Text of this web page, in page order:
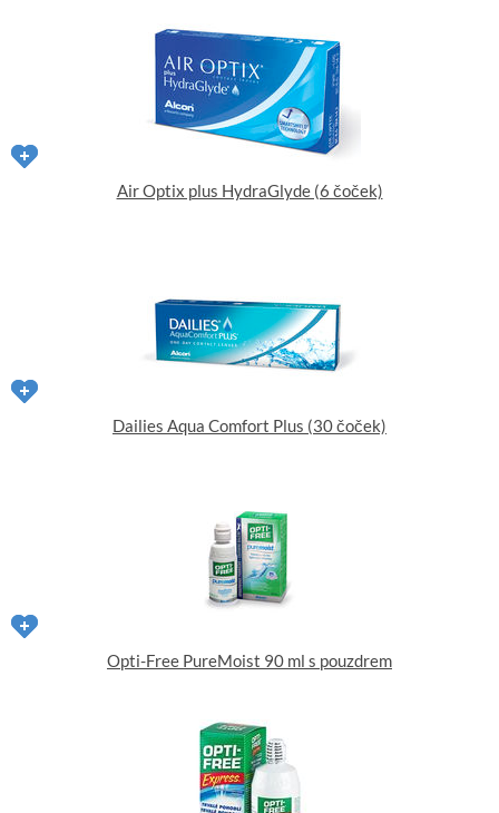
Air Optix plus HydraGlyde (6 čoček)
Dailies Aqua Comfort Plus (30 čoček)
Opti-Free PureMoist 90 ml s pouzdrem